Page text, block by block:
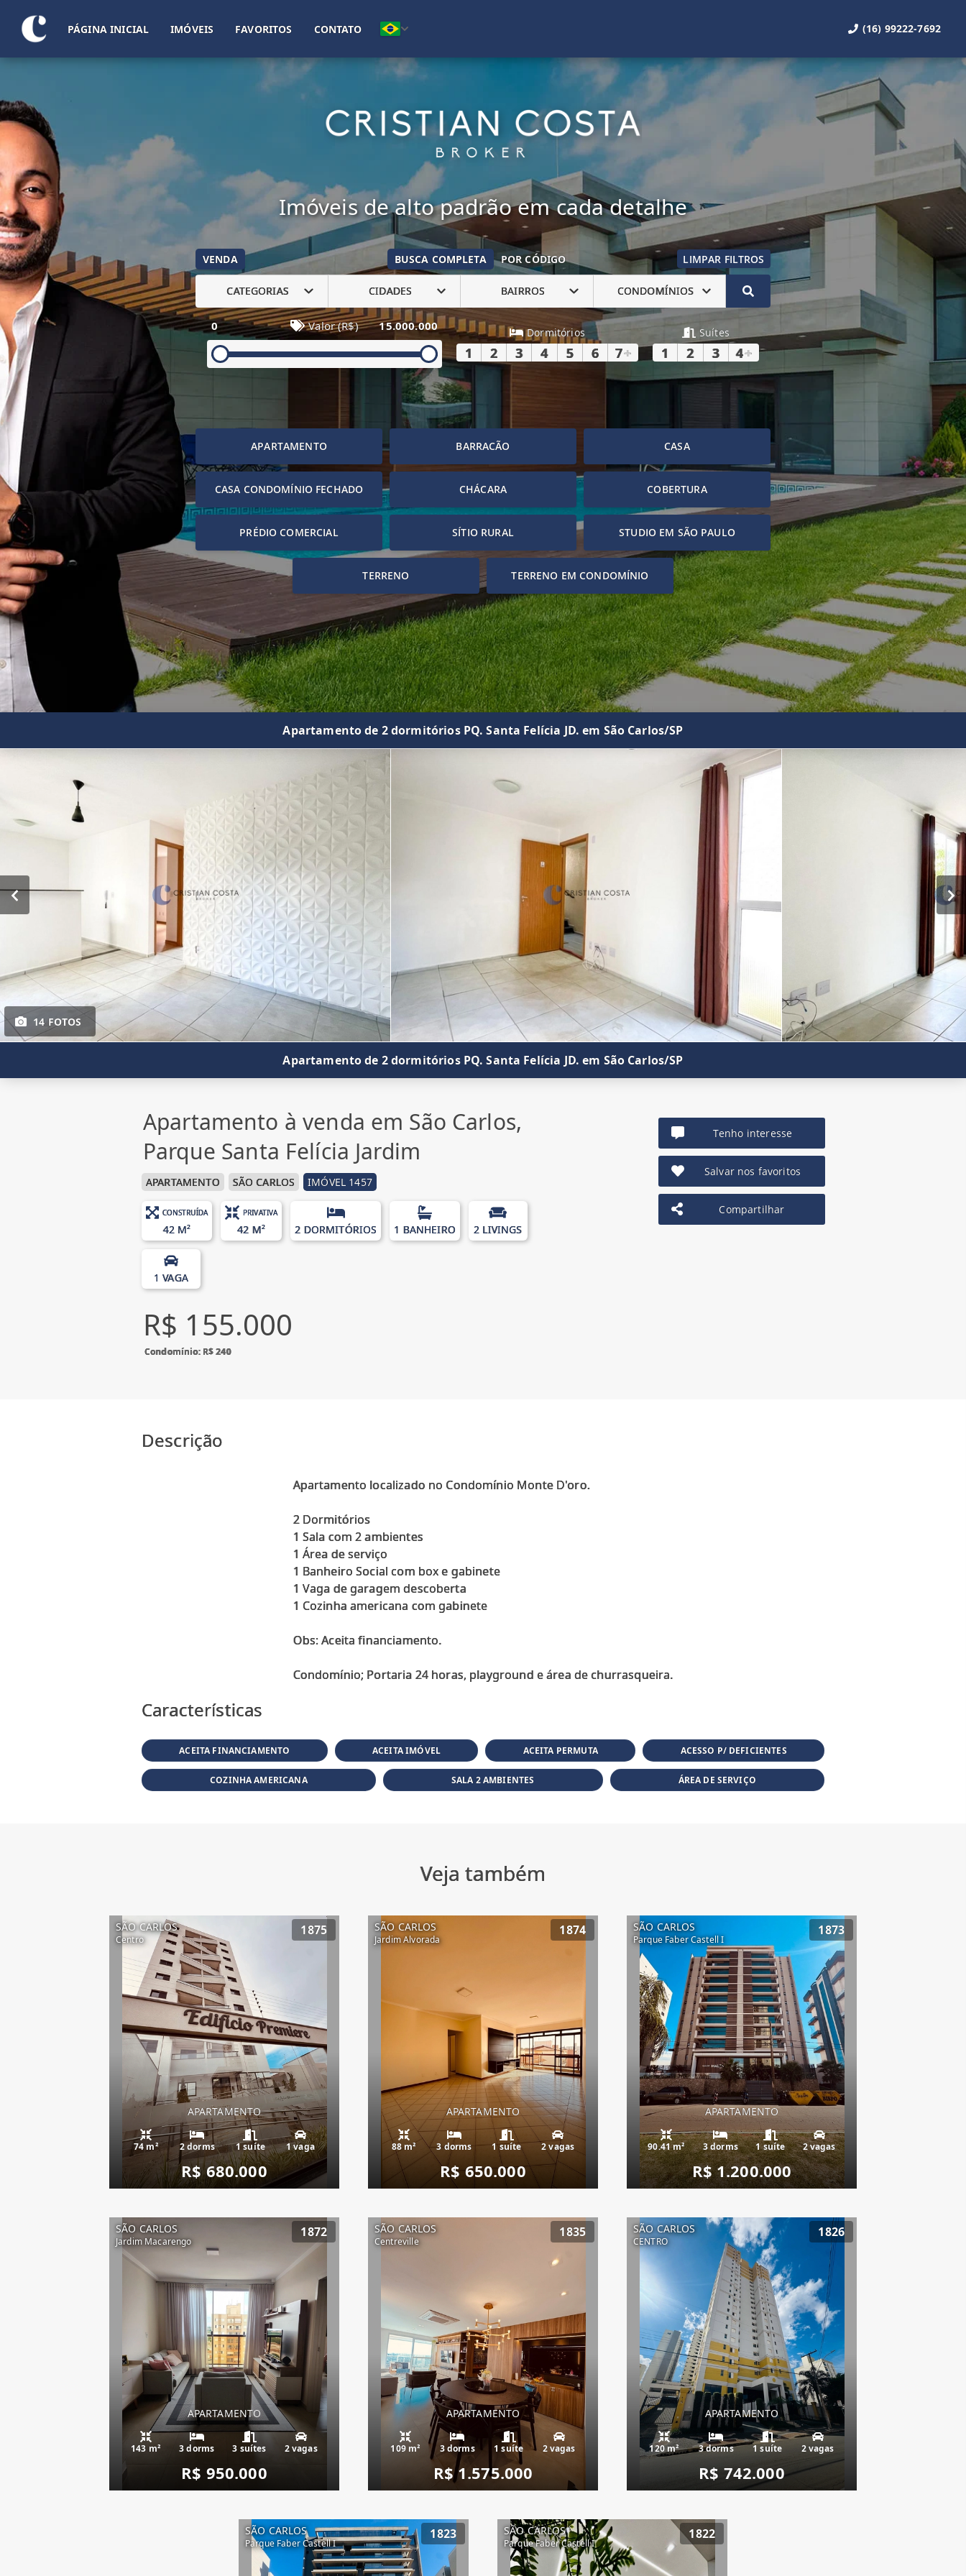
PÁGINA INICIAL IMÓVEIS FAVORITOS CONTATO (16) 99222-7692
Imóveis de alto padrão em cada detalhe
VENDA BUSCA COMPLETA POR CÓDIGO LIMPAR FILTROS
CATEGORIAS CIDADES BAIRROS CONDOMÍNIOS
0 Valor (R$) 15.000.000 Dormitórios
1 2 3 4 5 6 7+
Suítes
1 2 3 4+
APARTAMENTO BARRACÃO CASA
CASA CONDOMÍNIO FECHADO CHÁCARA COBERTURA
PRÉDIO COMERCIAL SÍTIO RURAL STUDIO EM SÃO PAULO
TERRENO TERRENO EM CONDOMÍNIO
Apartamento de 2 dormitórios PQ. Santa Felícia JD. em São Carlos/SP
14 FOTOS
Apartamento de 2 dormitórios PQ. Santa Felícia JD. em São Carlos/SP
Apartamento à venda em São Carlos,
Parque Santa Felícia Jardim
APARTAMENTO SÃO CARLOS IMÓVEL 1457
CONSTRUÍDA
42 M²
PRIVATIVA
42 M² 2 DORMITÓRIOS 1 BANHEIRO 2 LIVINGS
1 VAGA
R$ 155.000
Condomínio: R$ 240
Tenho interesse
Salvar nos favoritos
Compartilhar
Descrição
Apartamento localizado no Condomínio Monte D'oro.
2 Dormitórios
1 Sala com 2 ambientes
1 Área de serviço
1 Banheiro Social com box e gabinete
1 Vaga de garagem descoberta
1 Cozinha americana com gabinete
Obs: Aceita financiamento.
Características
ACEITA FINANCIAMENTO ACEITA IMÓVEL ACEITA PERMUTA ACESSO P/ DEFICIENTES
COZINHA AMERICANA SALA 2 AMBIENTES ÁREA DE SERVIÇO
Veja também
SÃO CARLOS
Centro
1875
APARTAMENTO
74 m² 2 dorms 1 suíte 1 vaga
R$ 680.000
SÃO CARLOS
Jardim Alvorada
1874
APARTAMENTO
88 m² 3 dorms 1 suíte 2 vagas
R$ 650.000
SÃO CARLOS
Parque Faber Castell I
1873
APARTAMENTO
90.41 m² 3 dorms 1 suíte 2 vagas
R$ 1.200.000
SÃO CARLOS
Jardim Macarengo
1872
APARTAMENTO
143 m² 3 dorms 3 suítes 2 vagas
R$ 950.000
SÃO CARLOS
Centreville
1835
APARTAMENTO
109 m² 3 dorms 1 suíte 2 vagas
R$ 1.575.000
SÃO CARLOS
CENTRO
1826
APARTAMENTO
120 m² 3 dorms 1 suíte 2 vagas
R$ 742.000
SÃO CARLOS
Parque Faber Castell I
1823 SÃO CARLOS
Parque Faber Castell I
1822